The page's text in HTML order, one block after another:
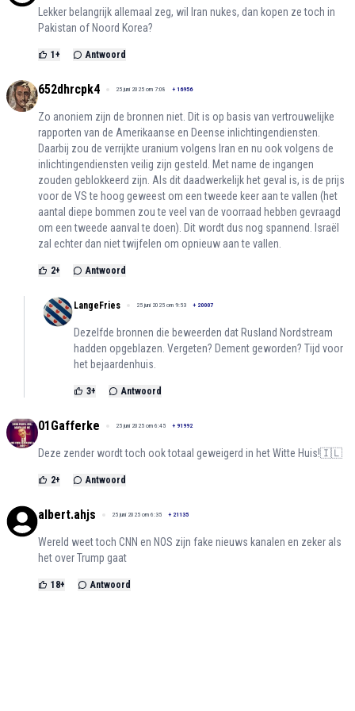
Lekker belangrijk allemaal zeg, wil Iran nukes, dan kopen ze toch in
Pakistan of Noord Korea?
1+ Antwoord
652dhrcpk4 25 juni 2025 om 7:08 + 16956
Zo anoniem zijn de bronnen niet. Dit is op basis van vertrouwelijke
rapporten van de Amerikaanse en Deense inlichtingendiensten.
Daarbij zou de verrijkte uranium volgens Iran en nu ook volgens de
inlichtingendiensten veilig zijn gesteld. Met name de ingangen
zouden geblokkeerd zijn. Als dit daadwerkelijk het geval is, is de prijs
voor de VS te hoog geweest om een tweede keer aan te vallen (het
aantal diepe bommen zou te veel van de voorraad hebben gevraagd
om een tweede aanval te doen). Dit wordt dus nog spannend. Israël
zal echter dan niet twijfelen om opnieuw aan te vallen.
2+ Antwoord
LangeFries 25 juni 2025 om 9:53 + 20007
Dezelfde bronnen die beweerden dat Rusland Nordstream
hadden opgeblazen. Vergeten? Dement geworden? Tijd voor
het bejaardenhuis.
3+ Antwoord
01Gafferke 25 juni 2025 om 6:45 + 91992
Deze zender wordt toch ook totaal geweigerd in het Witte Huis!🇮🇱
2+ Antwoord
albert.ahjs 25 juni 2025 om 6:35 + 21135
Wereld weet toch CNN en NOS zijn fake nieuws kanalen en zeker als
het over Trump gaat
18+ Antwoord